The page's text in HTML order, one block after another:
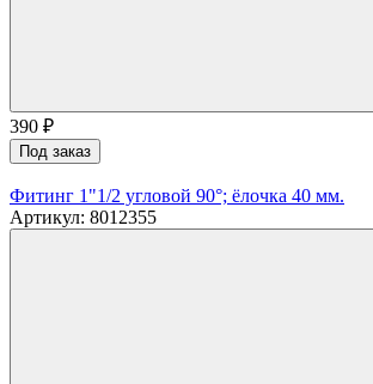
390 ₽
Под заказ
Фитинг 1"1/2 угловой 90°; ёлочка 40 мм.
Артикул: 8012355